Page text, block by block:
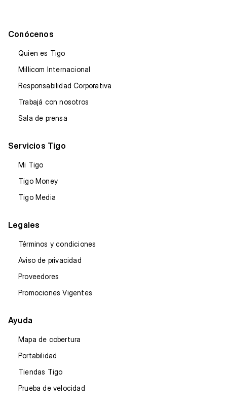
Conócenos
Quien es Tigo
Millicom Internacional
Responsabilidad Corporativa
Trabajá con nosotros
Sala de prensa
Servicios Tigo
Mi Tigo
Tigo Money
Tigo Media
Legales
Términos y condiciones
Aviso de privacidad
Proveedores
Promociones Vigentes
Ayuda
Mapa de cobertura
Portabilidad
Tiendas Tigo
Prueba de velocidad